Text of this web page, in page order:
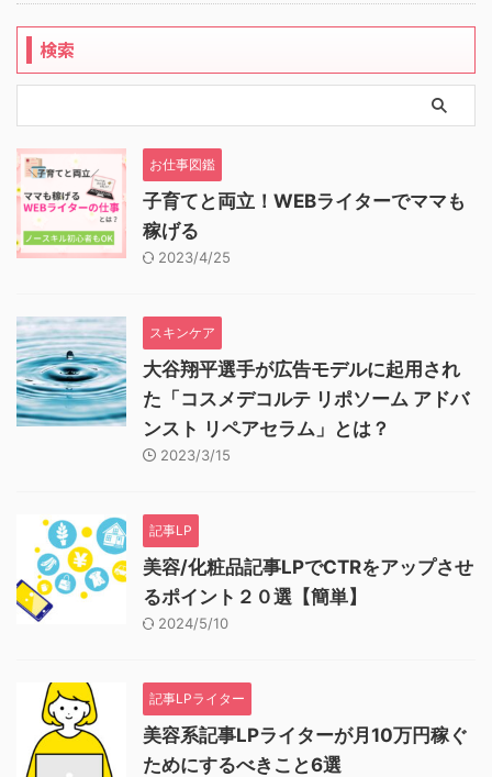
検索
お仕事図鑑
子育てと両立！WEBライターでママも
稼げる
2023/4/25
スキンケア
大谷翔平選手が広告モデルに起用され
た「コスメデコルテ リポソーム アドバ
ンスト リペアセラム」とは？
2023/3/15
記事LP
美容/化粧品記事LPでCTRをアップさせ
るポイント２０選【簡単】
2024/5/10
記事LPライター
美容系記事LPライターが月10万円稼ぐ
ためにするべきこと6選